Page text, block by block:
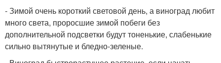
- Зимой очень короткий световой день, а виноград любит
много света, проросшие зимой побеги без
дополнительной подсветки будут тоненькие, слабенькие
сильно вытянутые и бледно-зеленые.